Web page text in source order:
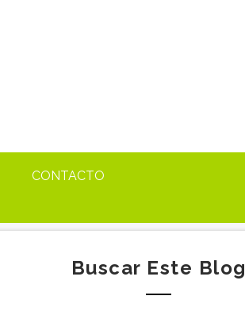
CONTACTO
Buscar Este Blog